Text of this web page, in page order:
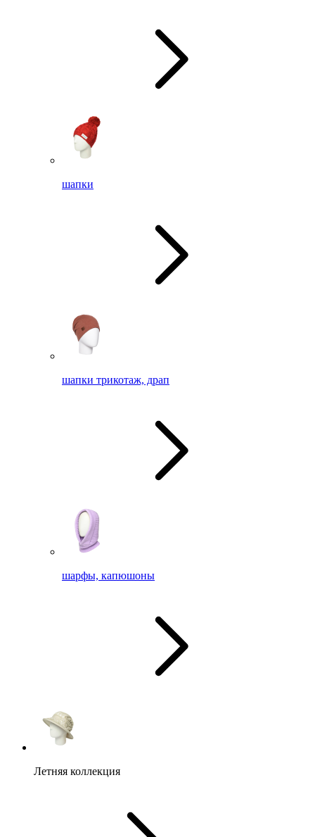
шапки
шапки трикотаж, драп
шарфы, капюшоны
Летняя коллекция